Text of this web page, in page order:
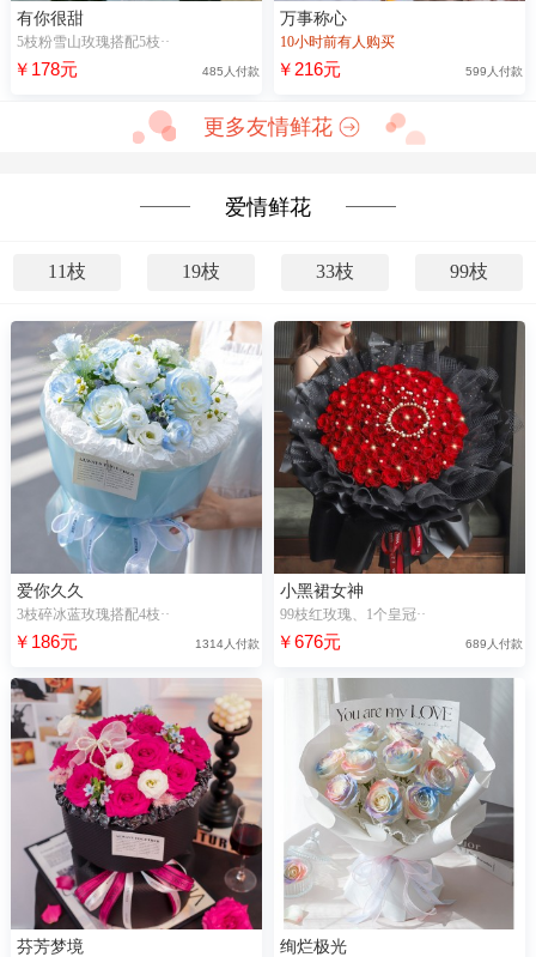
有你很甜
5枝粉雪山玫瑰搭配5枝··
￥178元 485人付款
万事称心
10小时前有人购买
￥216元 599人付款
更多友情鲜花
爱情鲜花
11枝 19枝 33枝 99枝
爱你久久
3枝碎冰蓝玫瑰搭配4枝··
￥186元 1314人付款
小黑裙女神
99枝红玫瑰、1个皇冠··
￥676元 689人付款
芬芳梦境 绚烂极光